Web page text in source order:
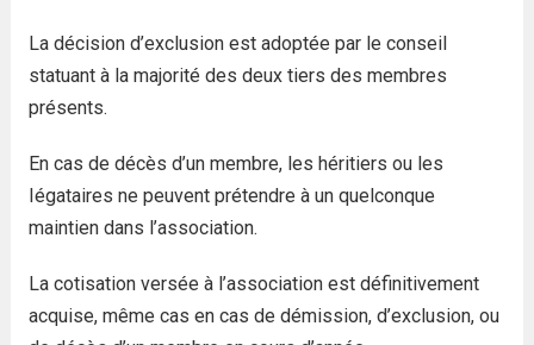
La décision d’exclusion est adoptée par le conseil
statuant à la majorité des deux tiers des membres
présents.
En cas de décès d’un membre, les héritiers ou les
Iégataires ne peuvent prétendre à un quelconque
maintien dans l’association.
La cotisation versée à l’association est définitivement
acquise, même cas en cas de démission, d’exclusion, ou